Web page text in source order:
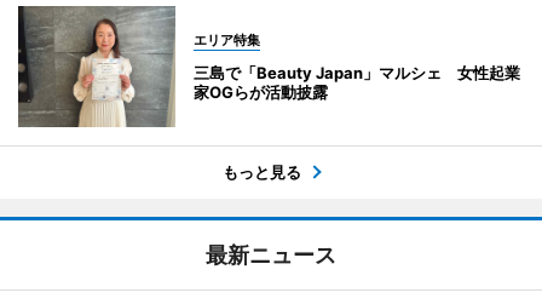
エリア特集
三島で「Beauty Japan」マルシェ 女性起業
家OGらが活動披露
もっと見る
最新ニュース